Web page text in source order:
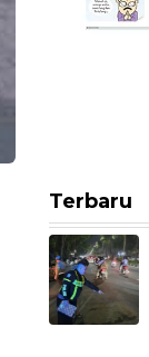
Terbaru